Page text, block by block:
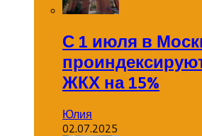
С 1 июля в
ЖКХ на 15%
Юлия
02.07.2025